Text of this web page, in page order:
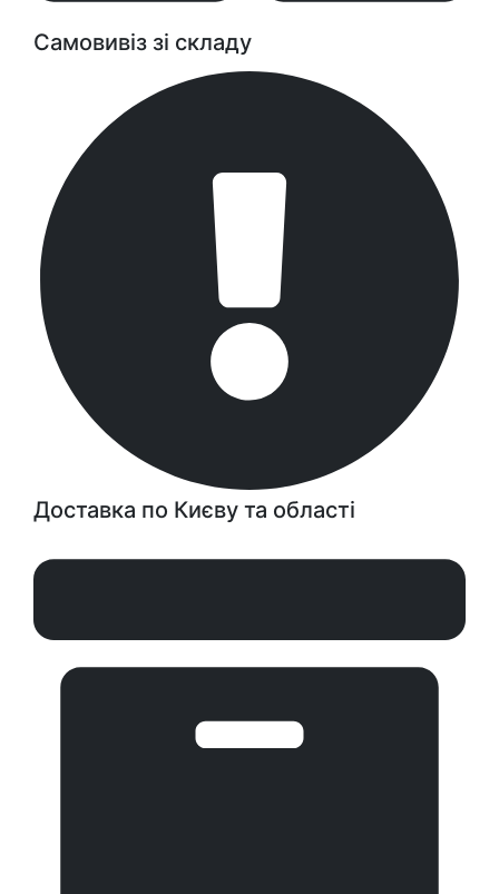
Самовивіз зі складу
Доставка по Києву та області